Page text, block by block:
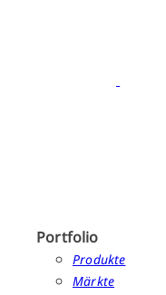
Portfolio
Produkte
Märkte